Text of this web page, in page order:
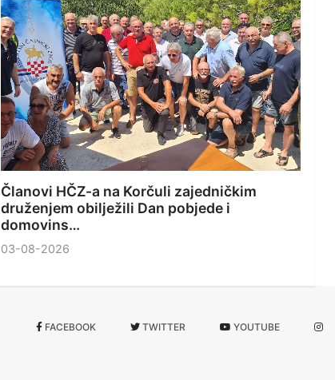
Članovi HČZ-a na Korčuli zajedničkim
druženjem obilježili Dan pobjede i
domovins…
03-08-2026
FACEBOOK TWITTER YOUTUBE